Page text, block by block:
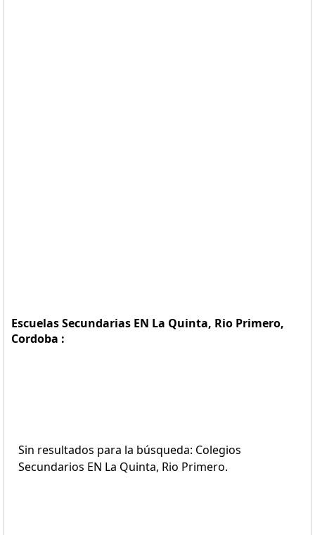
Escuelas Secundarias EN La Quinta, Rio Primero,
Cordoba :
Sin resultados para la búsqueda: Colegios
Secundarios EN La Quinta, Rio Primero.